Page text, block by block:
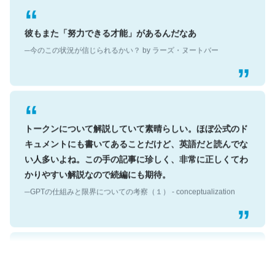
彼もまた「努力できる才能」があるんだなあ
─今のこの状況が信じられるかい？ by ラーズ・ヌートバー
トークンについて解説していて素晴らしい。ほぼ公式のド
キュメントにも書いてあることだけど、英語だと読んでな
い人多いよね。この手の記事に珍しく、非常に正しくてわ
かりやすい解説なので続編にも期待。
─GPTの仕組みと限界についての考察（１） - conceptualization